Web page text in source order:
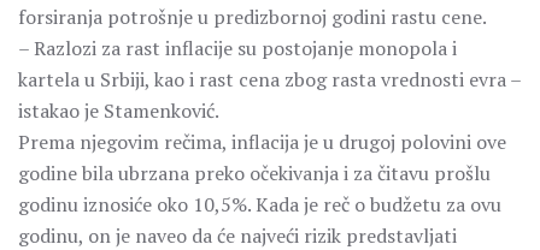
forsiranja potrošnje u predizbornoj godini rastu cene.
– Razlozi za rast inflacije su postojanje monopola i
kartela u Srbiji, kao i rast cena zbog rasta vrednosti evra –
istakao je Stamenković.
Prema njegovim rečima, inflacija je u drugoj polovini ove
godine bila ubrzana preko očekivanja i za čitavu prošlu
godinu iznosiće oko 10,5%. Kada je reč o budžetu za ovu
godinu, on je naveo da će najveći rizik predstavljati